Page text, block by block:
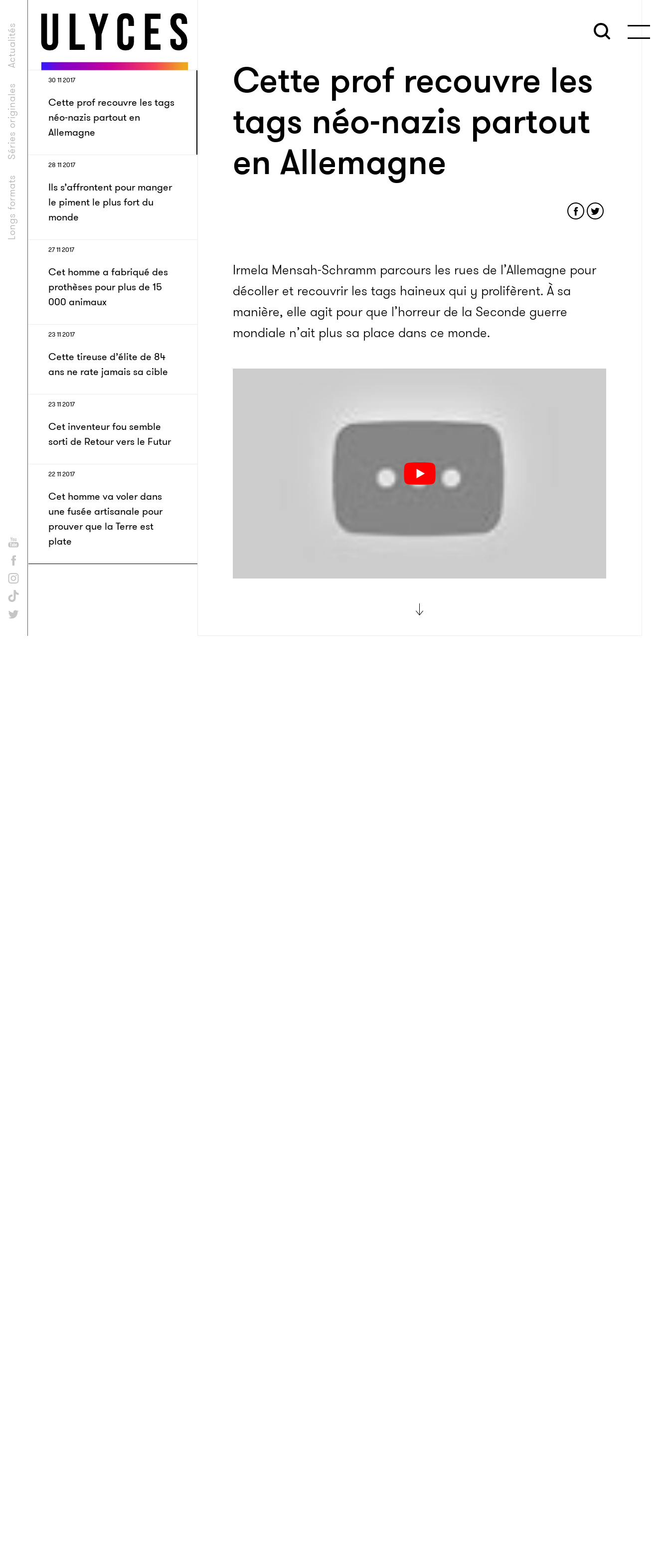
Longs formats
Séries originales
Actualités
30 11 2017
Cette prof recouvre les tags
néo-nazis partout en
Allemagne
28 11 2017
Ils s’affrontent pour manger
le piment le plus fort du
monde
27 11 2017
Cet homme a fabriqué des
prothèses pour plus de 15
000 animaux
23 11 2017
Cette tireuse d’élite de 84
ans ne rate jamais sa cible
23 11 2017
Cet inventeur fou semble
sorti de Retour vers le Futur
22 11 2017
Cet homme va voler dans
une fusée artisanale pour
prouver que la Terre est
plate
Cette prof recouvre les
tags néo-nazis partout
en Allemagne
Irmela Mensah-Schramm parcours les rues de l’Allemagne pour
décoller et recouvrir les tags haineux qui y prolifèrent. À sa
manière, elle agit pour que l’horreur de la Seconde guerre
mondiale n’ait plus sa place dans ce monde.